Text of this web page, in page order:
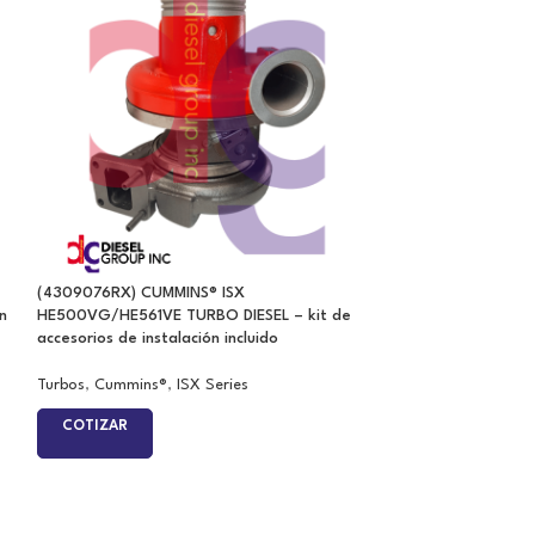
(4309076RX) CUMMINS® ISX
HE500VG/HE561VE TURBO DIESEL – kit de
accesorios de instalación incluido
Turbos, Cummins®, ISX Series
COTIZAR